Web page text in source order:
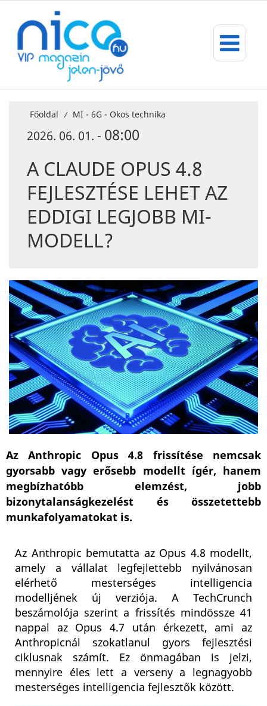
Főoldal / MI - 6G - Okos technika
2026. 06. 01. - 08:00
A CLAUDE OPUS 4.8
FEJLESZTÉSE LEHET AZ
EDDIGI LEGJOBB MI-
MODELL?
Az Anthropic Opus 4.8 frissítése nemcsak
gyorsabb vagy erősebb modellt ígér, hanem
megbízhatóbb elemzést, jobb
bizonytalanságkezelést és összetettebb
munkafolyamatokat is.
Az Anthropic bemutatta az Opus 4.8 modellt,
amely a vállalat legfejlettebb nyilvánosan
elérhető mesterséges intelligencia
modelljének új verziója. A TechCrunch
beszámolója szerint a frissítés mindössze 41
nappal az Opus 4.7 után érkezett, ami az
Anthropicnál szokatlanul gyors fejlesztési
ciklusnak számít. Ez önmagában is jelzi,
mennyire éles lett a verseny a legnagyobb
mesterséges intelligencia fejlesztők között.